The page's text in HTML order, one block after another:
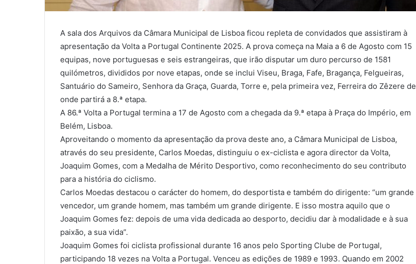
A sala dos Arquivos da Câmara Municipal de Lisboa ficou repleta de convidados que assistiram à
apresentação da Volta a Portugal Continente 2025. A prova começa na Maia a 6 de Agosto com 15
equipas, nove portuguesas e seis estrangeiras, que irão disputar um duro percurso de 1581
quilómetros, divididos por nove etapas, onde se inclui Viseu, Braga, Fafe, Bragança, Felgueiras,
Santuário do Sameiro, Senhora da Graça, Guarda, Torre e, pela primeira vez, Ferreira do Zêzere de
onde partirá a 8.ª etapa.
A 86.ª Volta a Portugal termina a 17 de Agosto com a chegada da 9.ª etapa à Praça do Império, em
Belém, Lisboa.
Aproveitando o momento da apresentação da prova deste ano, a Câmara Municipal de Lisboa,
através do seu presidente, Carlos Moedas, distinguiu o ex-ciclista e agora director da Volta,
Joaquim Gomes, com a Medalha de Mérito Desportivo, como reconhecimento do seu contributo
para a história do ciclismo.
Carlos Moedas destacou o carácter do homem, do desportista e também do dirigente: “um grande
vencedor, um grande homem, mas também um grande dirigente. E isso mostra aquilo que o
Joaquim Gomes fez: depois de uma vida dedicada ao desporto, decidiu dar à modalidade e à sua
paixão, a sua vida”.
Joaquim Gomes foi ciclista profissional durante 16 anos pelo Sporting Clube de Portugal,
participando 18 vezes na Volta a Portugal. Venceu as edições de 1989 e 1993. Quando em 2002